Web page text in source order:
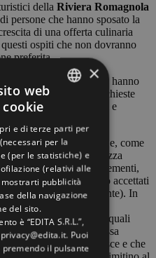
della Riviera Romagnola
persone che hanno sposato la
di una offerta culinaria
ospiti che non dovranno
preferita.
per vegetarianiche hanno
per soddisfare le richieste
da clienti italiani e
rispetto per gli animali e, come
neppure pesce ma utilizza
ortaggi, verdure, sementi,
formaggi ect sono accettati
li prevede assolutamente). In
hotel a Cesenatico per
conosce esattamente quali
vegetariano che possa
che aborra carne e pesce e che
ENGLISH
GERMAN
FRENCH
×
web
e di terze parti per
per la
(per le statistiche) e
(relativi alle
pubblicità
della navigazione
del sito.
è “EDITA S.R.L.”,
Puoi
il pulsante